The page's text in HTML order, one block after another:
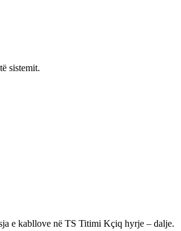
sistemit.
e kabllove në TS Titimi Kçiq hyrje – dalje.